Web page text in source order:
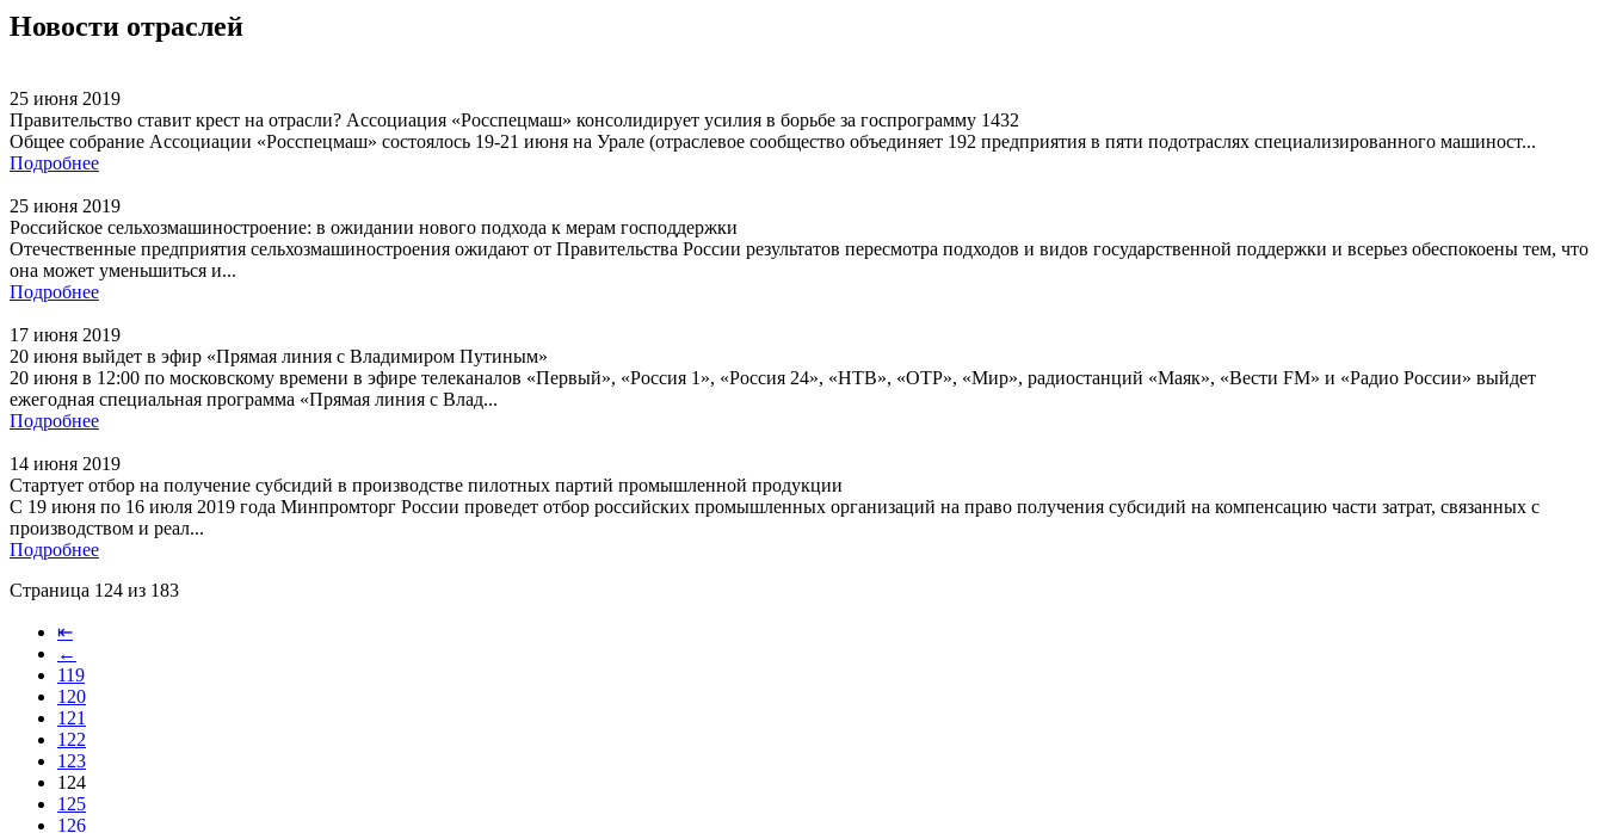
Новости отраслей
25 июня 2019
Правительство ставит крест на отрасли? Ассоциация «Росспецмаш» консолидирует усилия в борьбе за госпрограмму 1432
Общее собрание Ассоциации «Росспецмаш» состоялось 19-21 июня на Урале (отраслевое сообщество объединяет 192 предприятия в пяти подотраслях специализированного машиност...
Подробнее
25 июня 2019
Российское сельхозмашиностроение: в ожидании нового подхода к мерам господдержки
Отечественные предприятия сельхозмашиностроения ожидают от Правительства России результатов пересмотра подходов и видов государственной поддержки и всерьез обеспокоены тем, что
она может уменьшиться и...
Подробнее
17 июня 2019
20 июня выйдет в эфир «Прямая линия с Владимиром Путиным»
20 июня в 12:00 по московскому времени в эфире телеканалов «Первый», «Россия 1», «Россия 24», «НТВ», «ОТР», «Мир», радиостанций «Маяк», «Вести FM» и «Радио России» выйдет
ежегодная специальная программа «Прямая линия с Влад...
Подробнее
14 июня 2019
Стартует отбор на получение субсидий в производстве пилотных партий промышленной продукции
С 19 июня по 16 июля 2019 года Минпромторг России проведет отбор российских промышленных организаций на право получения субсидий на компенсацию части затрат, связанных с
производством и реал...
Подробнее
Страница 124 из 183
⇤
←
119
120
121
122
123
124
125
126